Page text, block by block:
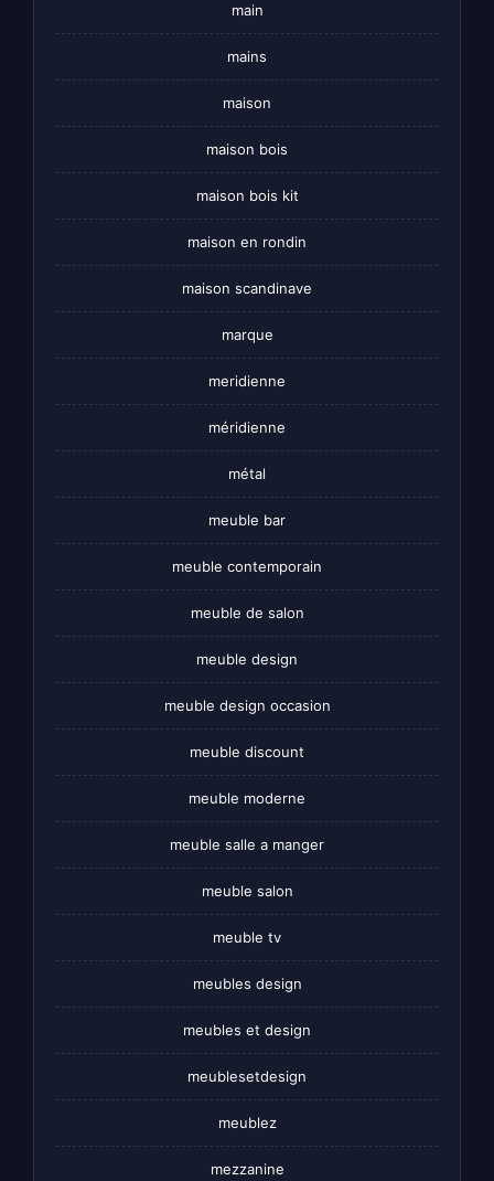
main
mains
maison
maison bois
maison bois kit
maison en rondin
maison scandinave
marque
meridienne
méridienne
métal
meuble bar
meuble contemporain
meuble de salon
meuble design
meuble design occasion
meuble discount
meuble moderne
meuble salle a manger
meuble salon
meuble tv
meubles design
meubles et design
meublesetdesign
meublez
mezzanine